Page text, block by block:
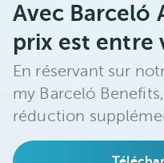
Avec Barceló
prix est entre
En réservant sur
my Barceló
réduction